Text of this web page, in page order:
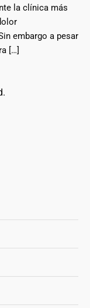
la clínica más
embargo a pesar
[…]